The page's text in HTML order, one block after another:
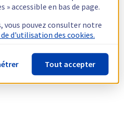
» accessible en bas de page.
vous pouvez consulter notre
d'utilisation des cookies.
Tout accepter